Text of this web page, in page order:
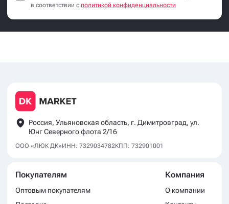
в соответствии с политикой конфиденциальности
Россия, Ульяновская область, г. Димитровград, ул.
Юнг Северного флота 2/16
ООО «ЛЮК ДК»ИНН: 7329034782КПП: 732901001
Покупателям
Оптовым покупателям
Компания
О компании